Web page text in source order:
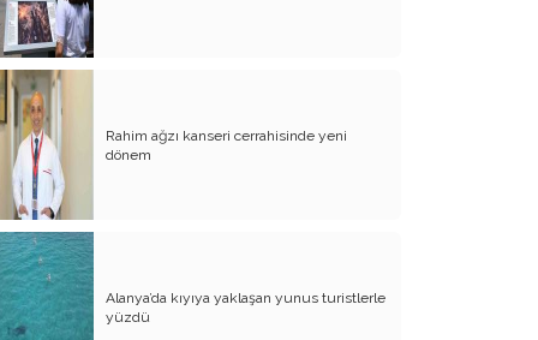
Bir Dava Adamı: Muhsin Yazıcıoğlu! (I)
Gerçeğe Talip Olanlar, Bedel Ödemeyi
Göze Almalıdır!
Bir Alimin Ölümü, Bir Alemin Ölümü
Gibidir
Paratoner ve Dua
Kızıl Elma Ülkümüz/Türkü Söyler
Türkümüz.
Yılan Kabuk Değiştiriyor!
Rahim ağzı kanseri cerrahisinde yeni
dönem
Alanya’da kıyıya yaklaşan yunus turistlerle
yüzdü